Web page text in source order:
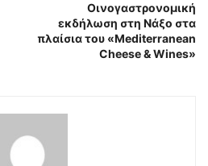
Οινογαστρονομική
εκδήλωση στη Νάξο στα
πλαίσια του «Mediterranean
Cheese & Wines»